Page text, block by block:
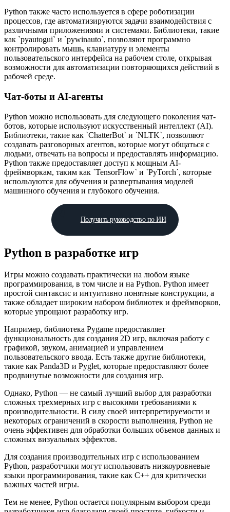
Python также часто используется в сфере роботизации
процессов, где автоматизируются задачи взаимодействия с
различными приложениями и системами. Библиотеки, такие
как `pyautogui` и `pywinauto`, позволяют программно
контролировать мышь, клавиатуру и элементы
пользовательского интерфейса на рабочем столе, открывая
возможности для автоматизации повторяющихся действий в
рабочей среде.
Чат-боты и AI-агенты
Python можно использовать для следующего поколения чат-
ботов, которые используют искусственный интеллект (AI).
Библиотеки, такие как `ChatterBot` и `NLTK`, позволяют
создавать разговорных агентов, которые могут общаться с
людьми, отвечать на вопросы и предоставлять информацию.
Python также предоставляет доступ к мощным AI-
фреймворкам, таким как `TensorFlow` и `PyTorch`, которые
используются для обучения и развертывания моделей
машинного обучения и глубокого обучения.
Получить руководство по ИИ
Python в разработке игр
Игры можно создавать практически на любом языке
программирования, в том числе и на Python. Python имеет
простой синтаксис и интуитивно понятные конструкции, а
также обладает широким набором библиотек и фреймворков,
которые упрощают разработку игр.
Например, библиотека Pygame предоставляет
функциональность для создания 2D игр, включая работу с
графикой, звуком, анимацией и управлением
пользовательского ввода. Есть также другие библиотеки,
такие как Panda3D и Pyglet, которые предоставляют более
продвинутые возможности для создания игр.
Однако, Python — не самый лучший выбор для разработки
сложных трехмерных игр с высокими требованиями к
производительности. В силу своей интерпретируемости и
некоторых ограничений в скорости выполнения, Python не
очень эффективен для обработки больших объемов данных и
сложных визуальных эффектов.
Для создания производительных игр с использованием
Python, разработчики могут использовать низкоуровневые
языки программирования, такие как C++ для критически
важных частей игры.
Тем не менее, Python остается популярным выбором среди